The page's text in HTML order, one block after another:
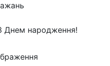
Днем народження!